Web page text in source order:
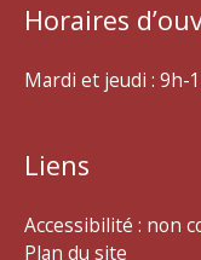
Horaires
Mardi et jeudi : 9h-
Liens
Accessibilité : non
Plan du site